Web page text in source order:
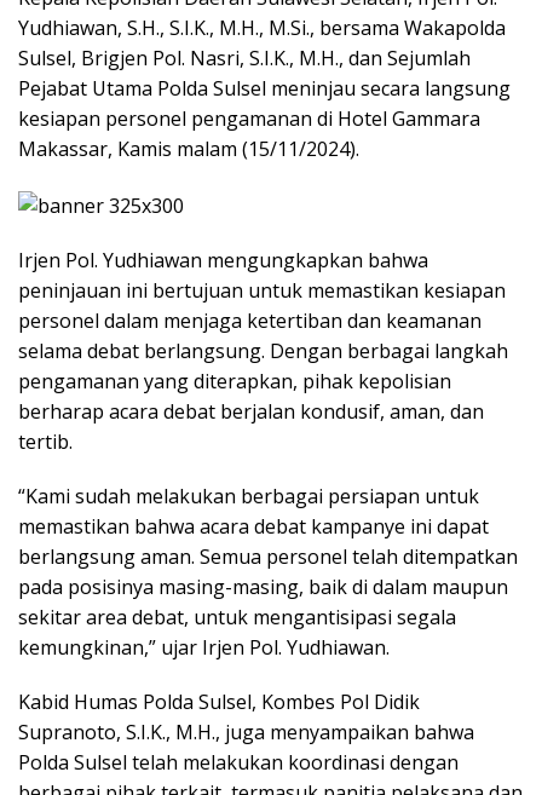
Yudhiawan, S.H., S.I.K., M.H., M.Si., bersama Wakapolda
Sulsel, Brigjen Pol. Nasri, S.I.K., M.H., dan Sejumlah
Pejabat Utama Polda Sulsel meninjau secara langsung
kesiapan personel pengamanan di Hotel Gammara
Makassar, Kamis malam (15/11/2024).
Irjen Pol. Yudhiawan mengungkapkan bahwa
peninjauan ini bertujuan untuk memastikan kesiapan
personel dalam menjaga ketertiban dan keamanan
selama debat berlangsung. Dengan berbagai langkah
pengamanan yang diterapkan, pihak kepolisian
berharap acara debat berjalan kondusif, aman, dan
tertib.
“Kami sudah melakukan berbagai persiapan untuk
memastikan bahwa acara debat kampanye ini dapat
berlangsung aman. Semua personel telah ditempatkan
pada posisinya masing-masing, baik di dalam maupun
sekitar area debat, untuk mengantisipasi segala
kemungkinan,” ujar Irjen Pol. Yudhiawan.
Kabid Humas Polda Sulsel, Kombes Pol Didik
Supranoto, S.I.K., M.H., juga menyampaikan bahwa
Polda Sulsel telah melakukan koordinasi dengan